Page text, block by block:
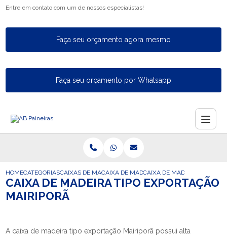
Entre em contato com um de nossos especialistas!
Faça seu orçamento agora mesmo
Faça seu orçamento por Whatsapp
HOMECATEGORIASCAIXAS DE MADEIRA PARA EXPORTACAO
CAIXA DE MADEIRA INDUSTRIAL PARA A
CAIXA DE MADEIRA TIPO
CAIXA DE MADEIRA TIPO EXPORTAÇÃO
MAIRIPORÃ
A caixa de madeira tipo exportação Mairiporã possui alta